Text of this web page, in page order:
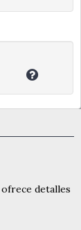
detalles